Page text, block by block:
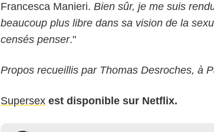
Francesca Manieri. Bien sûr, je me suis
beaucoup plus libre dans sa vision de la
censés penser."
Propos recueillis par Thomas Desroches, à
Supersex est disponible sur Netflix.